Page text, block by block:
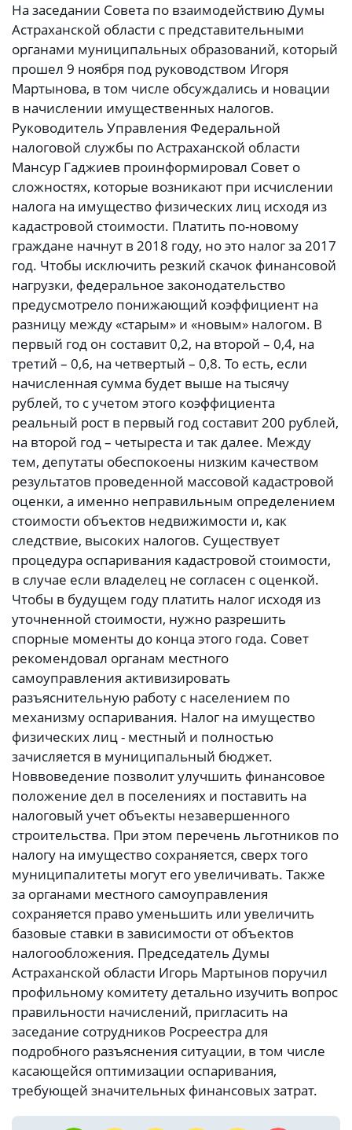
На заседании Совета по взаимодействию Думы
Астраханской области с представительными
органами муниципальных образований, который
прошел 9 ноября под руководством Игоря
Мартынова, в том числе обсуждались и новации
в начислении имущественных налогов.
Руководитель Управления Федеральной
налоговой службы по Астраханской области
Мансур Гаджиев проинформировал Совет о
сложностях, которые возникают при исчислении
налога на имущество физических лиц исходя из
кадастровой стоимости. Платить по-новому
граждане начнут в 2018 году, но это налог за 2017
год. Чтобы исключить резкий скачок финансовой
нагрузки, федеральное законодательство
предусмотрело понижающий коэффициент на
разницу между «старым» и «новым» налогом. В
первый год он составит 0,2, на второй – 0,4, на
третий – 0,6, на четвертый – 0,8. То есть, если
начисленная сумма будет выше на тысячу
рублей, то с учетом этого коэффициента
реальный рост в первый год составит 200 рублей,
на второй год – четыреста и так далее. Между
тем, депутаты обеспокоены низким качеством
результатов проведенной массовой кадастровой
оценки, а именно неправильным определением
стоимости объектов недвижимости и, как
следствие, высоких налогов. Существует
процедура оспаривания кадастровой стоимости,
в случае если владелец не согласен с оценкой.
Чтобы в будущем году платить налог исходя из
уточненной стоимости, нужно разрешить
спорные моменты до конца этого года. Совет
рекомендовал органам местного
самоуправления активизировать
разъяснительную работу с населением по
механизму оспаривания. Налог на имущество
физических лиц - местный и полностью
зачисляется в муниципальный бюджет.
Новвоведение позволит улучшить финансовое
положение дел в поселениях и поставить на
налоговый учет объекты незавершенного
строительства. При этом перечень льготников по
налогу на имущество сохраняется, сверх того
муниципалитеты могут его увеличивать. Также
за органами местного самоуправления
сохраняется право уменьшить или увеличить
базовые ставки в зависимости от объектов
налогообложения. Председатель Думы
Астраханской области Игорь Мартынов поручил
профильному комитету детально изучить вопрос
правильности начислений, пригласить на
заседание сотрудников Росреестра для
подробного разъяснения ситуации, в том числе
касающейся оптимизации оспаривания,
требующей значительных финансовых затрат.